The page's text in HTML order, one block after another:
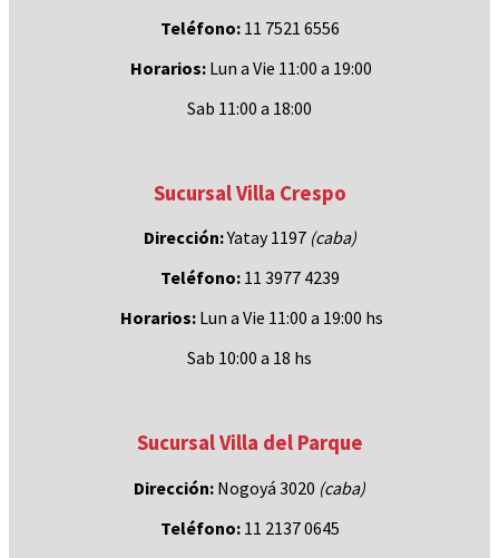
Teléfono:11 7521 6556
Horarios: Lun a Vie 11:00 a 19:00
Sab 11:00 a 18:00
Sucursal Villa Crespo
Dirección:Yatay 1197 (caba)
Teléfono:11 3977 4239
Horarios:Lun a Vie 11:00 a 19:00 hs
Sab 10:00 a 18 hs
Sucursal Villa del Parque
Dirección: Nogoyá 3020 (caba)
Teléfono:11 2137 0645